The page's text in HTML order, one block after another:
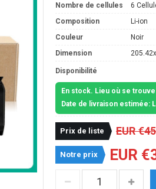
Nombre de cellules
6
Composition
Li-ion
Couleur
Noir
Dimension
Disponibilité
En stock. Lieu où se
Date de livraison estimée:
Prix de liste EUR
Notre prix EUR